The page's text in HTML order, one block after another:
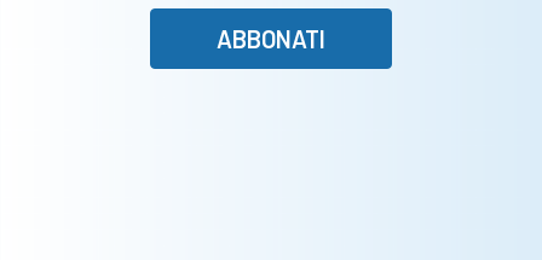
ABBONATI